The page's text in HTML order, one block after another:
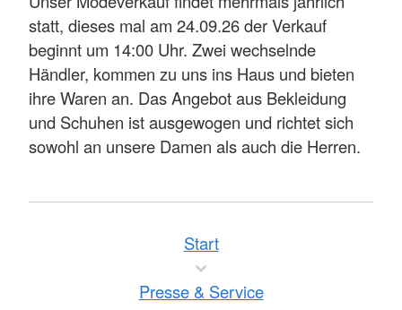
statt, dieses mal am 24.09.26 der Verkauf
beginnt um 14:00 Uhr. Zwei wechselnde
Händler, kommen zu uns ins Haus und bieten
ihre Waren an. Das Angebot aus Bekleidung
und Schuhen ist ausgewogen und richtet sich
sowohl an unsere Damen als auch die Herren.
Start
Presse & Service